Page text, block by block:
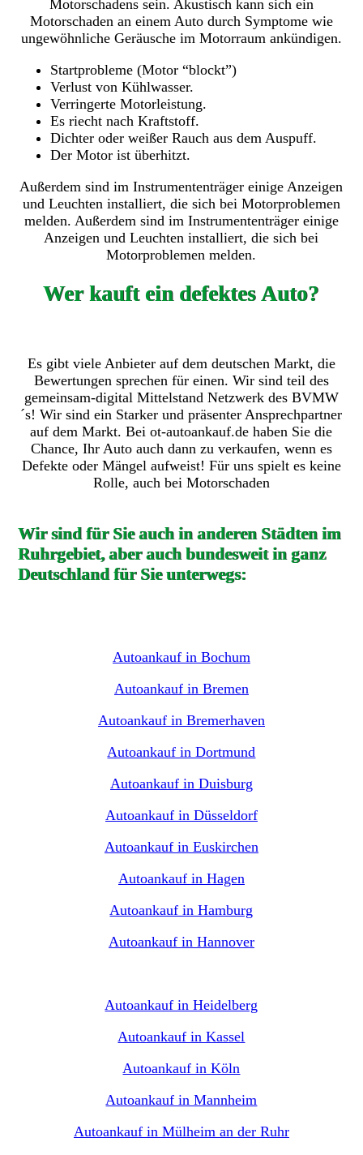
Motorschadens sein. Akustisch kann sich ein
Motorschaden an einem Auto durch Symptome wie
ungewöhnliche Geräusche im Motorraum ankündigen.
Startprobleme (Motor “blockt”)
Verlust von Kühlwasser.
Verringerte Motorleistung.
Es riecht nach Kraftstoff.
Dichter oder weißer Rauch aus dem Auspuff.
Der Motor ist überhitzt.
Außerdem sind im Instrumententräger einige Anzeigen
und Leuchten installiert, die sich bei Motorproblemen
melden. Außerdem sind im Instrumententräger einige
Anzeigen und Leuchten installiert, die sich bei
Motorproblemen melden.
Wer kauft ein defektes Auto?
Es gibt viele Anbieter auf dem deutschen Markt, die
Bewertungen sprechen für einen. Wir sind teil des
gemeinsam-digital Mittelstand Netzwerk des BVMW
´s! Wir sind ein Starker und präsenter Ansprechpartner
auf dem Markt. Bei ot-autoankauf.de haben Sie die
Chance, Ihr Auto auch dann zu verkaufen, wenn es
Defekte oder Mängel aufweist! Für uns spielt es keine
Rolle, auch bei Motorschaden
Wir sind für Sie auch in anderen Städten im
Ruhrgebiet, aber auch bundesweit in ganz
Deutschland für Sie unterwegs:
Autoankauf in Bochum
Autoankauf in Bremen
Autoankauf in Bremerhaven
Autoankauf in Dortmund
Autoankauf in Duisburg
Autoankauf in Düsseldorf
Autoankauf in Euskirchen
Autoankauf in Hagen
Autoankauf in Hamburg
Autoankauf in Hannover
Autoankauf in Heidelberg
Autoankauf in Kassel
Autoankauf in Köln
Autoankauf in Mannheim
Autoankauf in Mülheim an der Ruhr